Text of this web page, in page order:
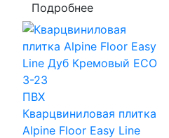
Подробнее
ПВХ
Кварцвиниловая плитка
Alpine Floor Easy Line